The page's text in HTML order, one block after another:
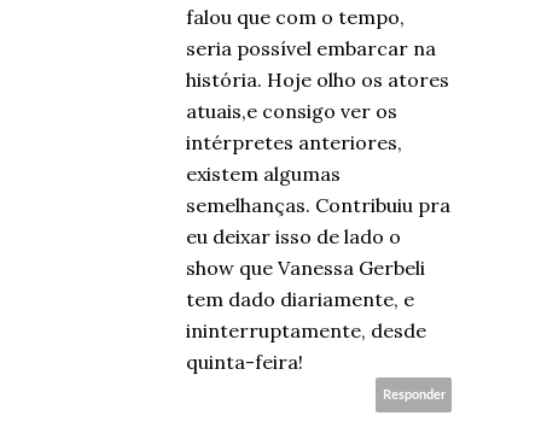
falou que com o tempo,
seria possível embarcar na
história. Hoje olho os atores
atuais,e consigo ver os
intérpretes anteriores,
existem algumas
semelhanças. Contribuiu pra
eu deixar isso de lado o
show que Vanessa Gerbeli
tem dado diariamente, e
ininterruptamente, desde
quinta-feira!
Responder